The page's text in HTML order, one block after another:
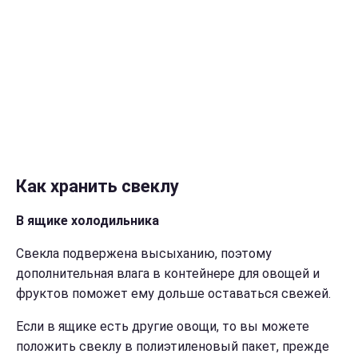
Как хранить свеклу
В ящике холодильника
Свекла подвержена высыханию, поэтому
дополнительная влага в контейнере для овощей и
фруктов поможет ему дольше оставаться свежей.
Если в ящике есть другие овощи, то вы можете
положить свеклу в полиэтиленовый пакет, прежде